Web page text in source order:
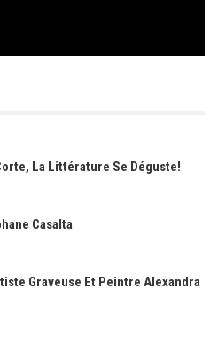
La Littérature Se Déguste!
Casalta
Graveuse Et Peintre Alexandra